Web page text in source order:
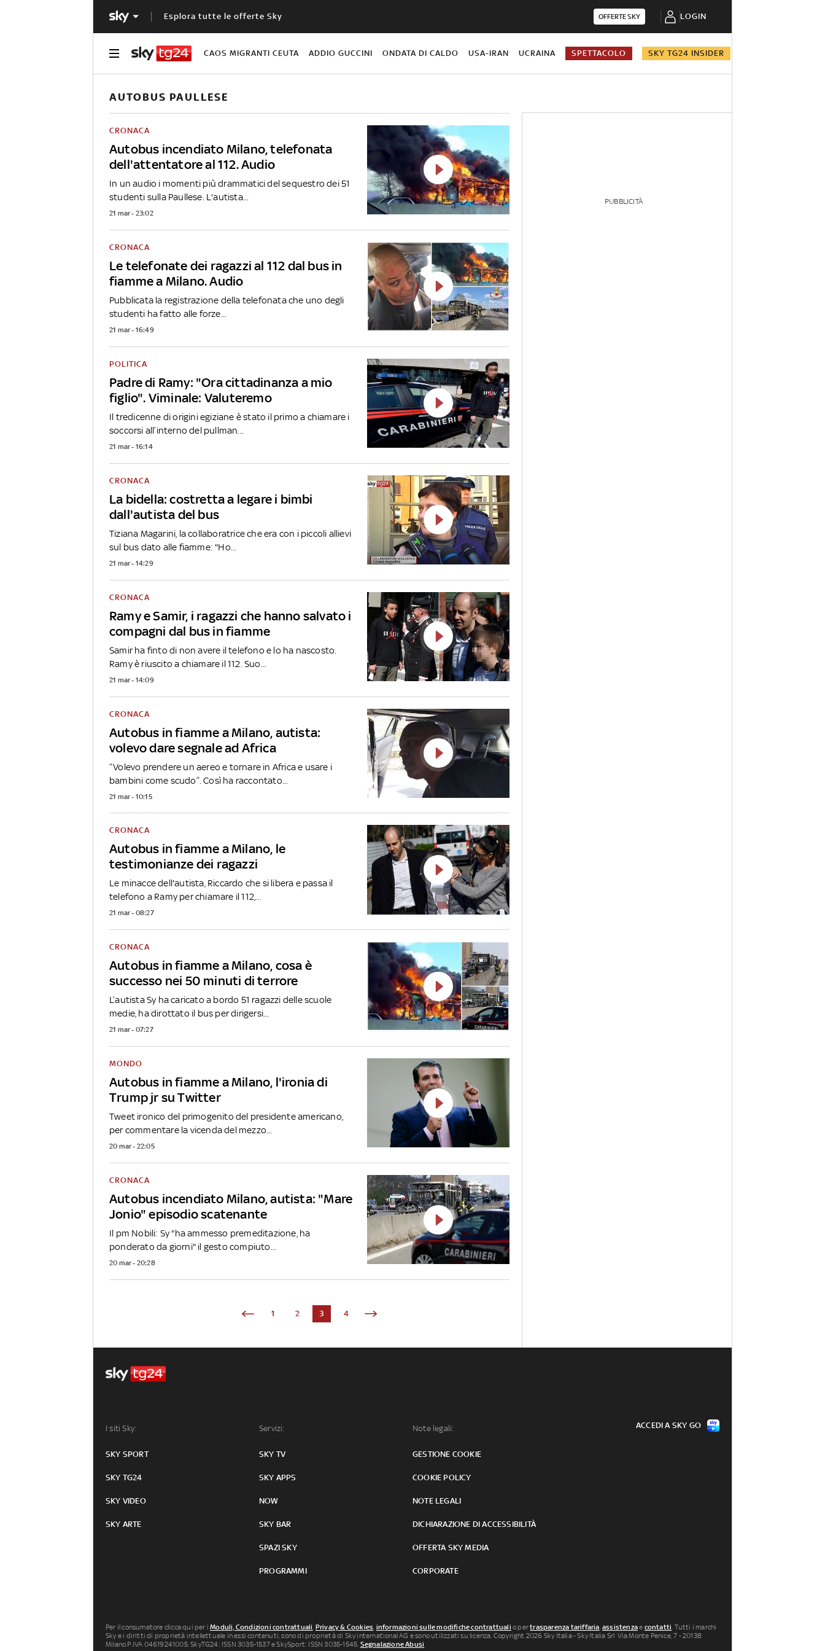
Esplora tutte le offerte Sky OFFERTE SKY LOGIN
CAOS MIGRANTI CEUTA ADDIO GUCCINI ONDATA DI CALDO USA-IRAN UCRAINA SPETTACOLO SKY TG24 INSIDER
AUTOBUS PAULLESE
Autobus incendiato Milano, telefonata
dell'attentatore al 112. Audio
CRONACA
In un audio i momenti più drammatici del sequestro dei 51
studenti sulla Paullese. L'autista...
21 mar - 23:02
Le telefonate dei ragazzi al 112 dal bus in
fiamme a Milano. Audio
CRONACA
Pubblicata la registrazione della telefonata che uno degli
studenti ha fatto alle forze...
21 mar - 16:49
Padre di Ramy: "Ora cittadinanza a mio
figlio". Viminale: Valuteremo
POLITICA
Il tredicenne di origini egiziane è stato il primo a chiamare i
soccorsi all’interno del pullman...
21 mar - 16:14
La bidella: costretta a legare i bimbi
dall'autista del bus
CRONACA
Tiziana Magarini, la collaboratrice che era con i piccoli allievi
sul bus dato alle fiamme: "Ho...
21 mar - 14:29
Ramy e Samir, i ragazzi che hanno salvato i
compagni dal bus in fiamme
CRONACA
Samir ha finto di non avere il telefono e lo ha nascosto.
Ramy è riuscito a chiamare il 112. Suo...
21 mar - 14:09
Autobus in fiamme a Milano, autista:
volevo dare segnale ad Africa
CRONACA
“Volevo prendere un aereo e tornare in Africa e usare i
bambini come scudo”. Così ha raccontato...
21 mar - 10:15
Autobus in fiamme a Milano, le
testimonianze dei ragazzi
CRONACA
Le minacce dell'autista, Riccardo che si libera e passa il
telefono a Ramy per chiamare il 112,...
21 mar - 08:27
Autobus in fiamme a Milano, cosa è
successo nei 50 minuti di terrore
CRONACA
L’autista Sy ha caricato a bordo 51 ragazzi delle scuole
medie, ha dirottato il bus per dirigersi...
21 mar - 07:27
Autobus in fiamme a Milano, l'ironia di
Trump jr su Twitter
MONDO
Tweet ironico del primogenito del presidente americano,
per commentare la vicenda del mezzo...
20 mar - 22:05
Autobus incendiato Milano, autista: "Mare
Jonio" episodio scatenante
CRONACA
Il pm Nobili: Sy "ha ammesso premeditazione, ha
ponderato da giorni" il gesto compiuto...
20 mar - 20:28
1 2 3 4
PUBBLICITÀ
I siti Sky:
SKY SPORT
SKY TG24
SKY VIDEO
SKY ARTE
Servizi:
SKY TV
SKY APPS
NOW
SKY BAR
SPAZI SKY
PROGRAMMI
Note legali:
GESTIONE COOKIE
COOKIE POLICY
NOTE LEGALI
DICHIARAZIONE DI ACCESSIBILITÀ
OFFERTA SKY MEDIA
CORPORATE
ACCEDI A SKY GO
Per il consumatore clicca qui per iModuli, Condizioni contrattuali, Privacy & Cookies, informazioni sulle modifiche contrattuali o pertrasparenza tariffaria,assistenzae contatti. Tutti i marchi
Sky e i diritti di proprietà intellettuale in essi contenuti, sono di proprietà di Sky international AG e sono utilizzati su licenza. Copyright 2026 Sky Italia - Sky Italia Srl Via Monte Penice, 7 - 20138
Milano P.IVA 04619241005. SkyTG24: ISSN 3035-1537 e SkySport: ISSN 3035-1545. Segnalazione Abusi